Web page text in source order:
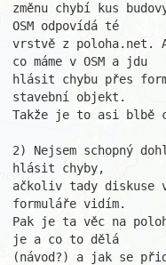
změnu chybí kus
OSM odpovídá té
vrstvě z poloha.net.
co máme v OSM a jdu
hlásit chybu přes
stavební objekt.
Takže je to asi blbě
2) Nejsem schopný
hlásit chyby,
ačkoliv tady diskuse
formuláře vidím.
Pak je ta věc na
je a co to dělá
(návod?) a jak se